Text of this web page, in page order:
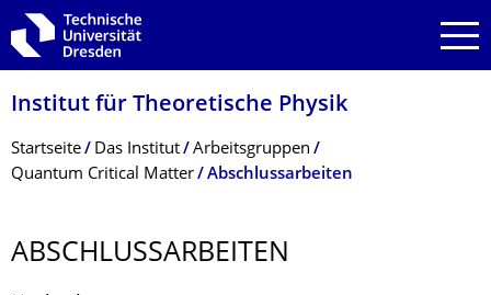
Zur Hauptnavigation springen
Zur Suche springen
Zum Inhalt springen
Institut für Theoretische Physik
Breadcrumb-Menü
Startseite Das Institut
Arbeitsgruppen
Quantum Critical Matter
Abschlussarbeiten
ABSCHLUSSARBEI­TEN